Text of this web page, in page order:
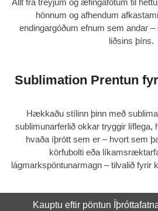
Allt frá treyjum og æfingafötum til
hönnum og afhendum
endingargóðum efnum sem andar –
liðsins þíns.
Sublimation Prentun
Hækkaðu stílinn þinn með
sublimunarferlið okkar tryggir líflega,
hvaða íþrótt sem er – hvort sem
körfubolti eða
lágmarkspöntunarmagn – tilvalið fyrir
Kauptu eftir pöntun